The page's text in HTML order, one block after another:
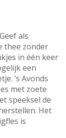
als
thee zonder
in één keer
een
’s Avonds
met zoete
speeksel de
Het
is